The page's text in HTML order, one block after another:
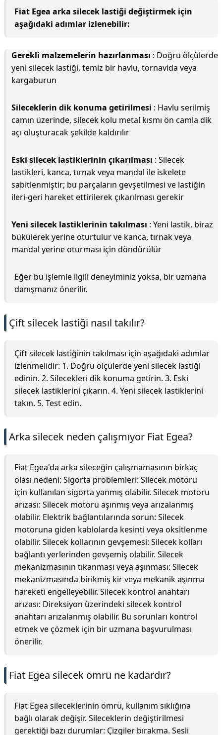
Fiat Egea arka silecek lastiği değiştirmek için
aşağıdaki adımlar izlenebilir:
Gerekli malzemelerin hazırlanması : Doğru ölçülerde
yeni silecek lastiği, temiz bir havlu, tornavida veya
kargaburun
Sileceklerin dik konuma getirilmesi : Havlu serilmiş
camın üzerinde, silecek kolu metal kısmı ön camla dik
açı oluşturacak şekilde kaldırılır
Eski silecek lastiklerinin çıkarılması : Silecek
lastikleri, kanca, tırnak veya mandal ile iskelete
sabitlenmiştir; bu parçaların gevşetilmesi ve lastiğin
ileri-geri hareket ettirilerek çıkarılması gerekir
Yeni silecek lastiklerinin takılması : Yeni lastik, biraz
bükülerek yerine oturtulur ve kanca, tırnak veya
mandal yerine oturması için döndürülür
Eğer bu işlemle ilgili deneyiminiz yoksa, bir uzmana
danışmanız önerilir.
Çift silecek lastiği nasıl takılır?
Çift silecek lastiğinin takılması için aşağıdaki adımlar
izlenmelidir: 1. Doğru ölçülerde yeni silecek lastiği
edinin. 2. Silecekleri dik konuma getirin. 3. Eski
silecek lastiklerini çıkarın. 4. Yeni silecek lastiklerini
takın. 5. Test edin.
Arka silecek neden çalışmıyor Fiat Egea?
Fiat Egea'da arka sileceğin çalışmamasının birkaç
olası nedeni: Sigorta problemleri: Silecek motoru
için kullanılan sigorta yanmış olabilir. Silecek motoru
arızası: Silecek motoru aşınmış veya arızalanmış
olabilir. Elektrik bağlantılarında sorun: Silecek
motoruna giden kablolarda kesinti veya oksitlenme
olabilir. Silecek kollarının gevşemesi: Silecek kolları
bağlantı yerlerinden gevşemiş olabilir. Silecek
mekanizmasının tıkanması veya aşınması: Silecek
mekanizmasında birikmiş kir veya mekanik aşınma
hareketi engelleyebilir. Silecek kontrol anahtarı
arızası: Direksiyon üzerindeki silecek kontrol
anahtarı arızalanmış olabilir. Bu sorunları kontrol
etmek ve çözmek için bir uzmana başvurulması
önerilir.
Fiat Egea silecek ömrü ne kadardır?
Fiat Egea sileceklerinin ömrü, kullanım sıklığına
bağlı olarak değişir. Sileceklerin değiştirilmesi
gerektiği bazı durumlar: Çizgiler bırakma. Sesli